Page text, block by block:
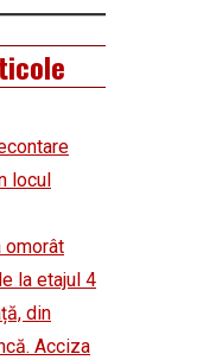
locul
omorât
la etajul 4
din
Acciza